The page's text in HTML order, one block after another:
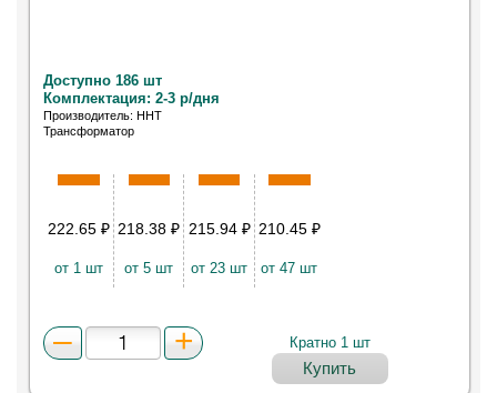
Доступно 186 шт
Комплектация: 2-3 р/дня
Производитель: HHT
Трансформатор
222.65 ₽
от 1 шт
218.38₽
от 5 шт
215.94 ₽
от 23 шт
210.45 ₽
от 47 шт
Кратно 1 шт
Купить